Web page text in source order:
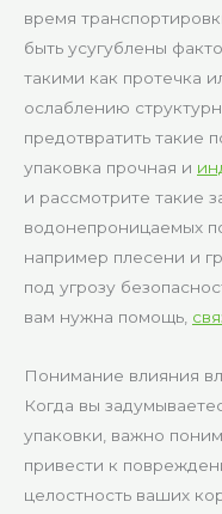
время
быть усугублены
такими как протечка
ослаблению
предотвратить такие
упаковка прочная и
и рассмотрите такие
водонепроницаемых
например плесени и
под угрозу
вам нужна помощь,
Понимание влияния
Когда вы
упаковки, важно
привести к
целостность ваших